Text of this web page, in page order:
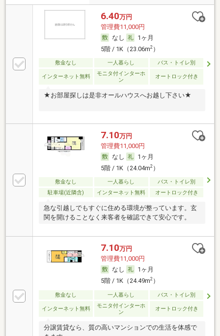
6.40万円
管理費11,000円
なし
1ヶ月
5階 / 1K（23.06m2）
敷金なし 一人暮らし バス・トイレ別
インターネット無料
モニタ付インターホ
ン
オートロック付き
★お部屋探しは是非オールハウスへお越し下さい★
7.10万円
管理費11,000円
なし
1ヶ月
5階 / 1K（24.04m2）
敷金なし 一人暮らし
バス・トイレ別
駐車場(近隣含)
インターネット無料 オートロック付き
急な引越しでもすぐに住める環境が整っています。玄
関を開けることなく来客者を確認できて安心です。
7.10万円
管理費11,000円
なし
1ヶ月
5階 / 1K（24.49m2）
敷金なし 一人暮らし バス・トイレ別
インターネット無料
モニタ付インターホ
ン
オートロック付き
分譲賃貸なら、質の高いマンションでの生活を体感で